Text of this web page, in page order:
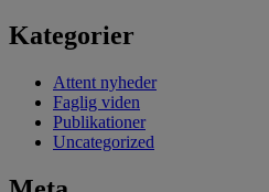
Kategorier
Attent nyheder
Faglig viden
Publikationer
Uncategorized